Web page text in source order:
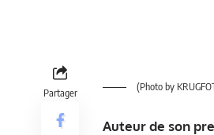
Partager (Photo by
Auteur de son